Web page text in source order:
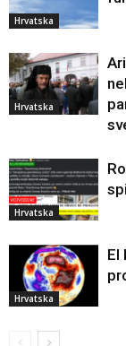
Hrvatska
Hrvatska
Hrvatska
Hrvatska
El